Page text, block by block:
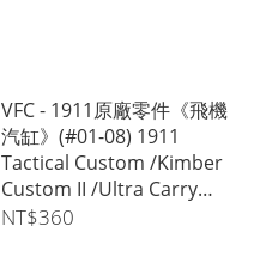
VFC - 1911原廠零件《飛機
汽缸》(#01-08) 1911
Tactical Custom /Kimber
Custom II /Ultra Carry
VGC9PIS031
NT$360